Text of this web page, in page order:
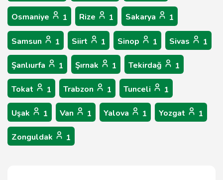
Osmaniye 1 Rize 1 Sakarya 1
Samsun 1 Siirt 1 Sinop 1 Sivas 1
Şanlıurfa 1 Şırnak 1 Tekirdağ 1
Tokat 1 Trabzon 1 Tunceli 1
Uşak 1 Van 1 Yalova 1 Yozgat 1
Zonguldak 1